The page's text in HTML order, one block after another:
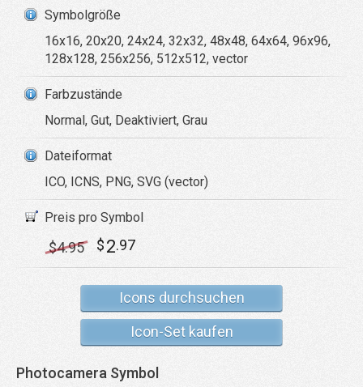
Symbolgröße
16x16, 20x20, 24x24, 32x32, 48x48, 64x64, 96x96,
128x128, 256x256, 512x512, vector
Farbzustände
Normal, Gut, Deaktiviert, Grau
Dateiformat
ICO, ICNS, PNG, SVG (vector)
Preis pro Symbol
$4.95 $2.97
Icons durchsuchen
Icon-Set kaufen
Photocamera Symbol